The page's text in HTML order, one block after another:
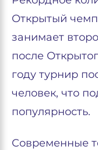
Открытый
занимает
после
году турнир
человек, что
популярность.
Современные